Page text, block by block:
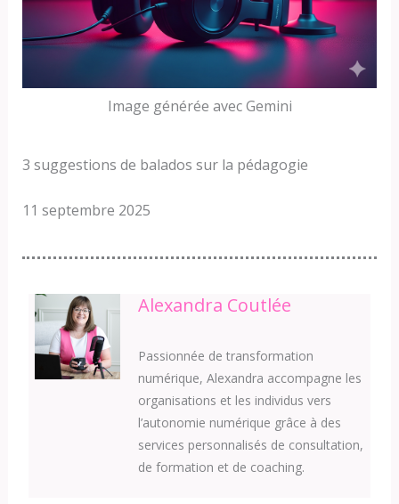
Image générée avec Gemini
3 suggestions de balados sur la pédagogie
11 septembre 2025
Alexandra Coutlée
Passionnée de transformation
numérique, Alexandra accompagne les
organisations et les individus vers
l’autonomie numérique grâce à des
services personnalisés de consultation,
de formation et de coaching.